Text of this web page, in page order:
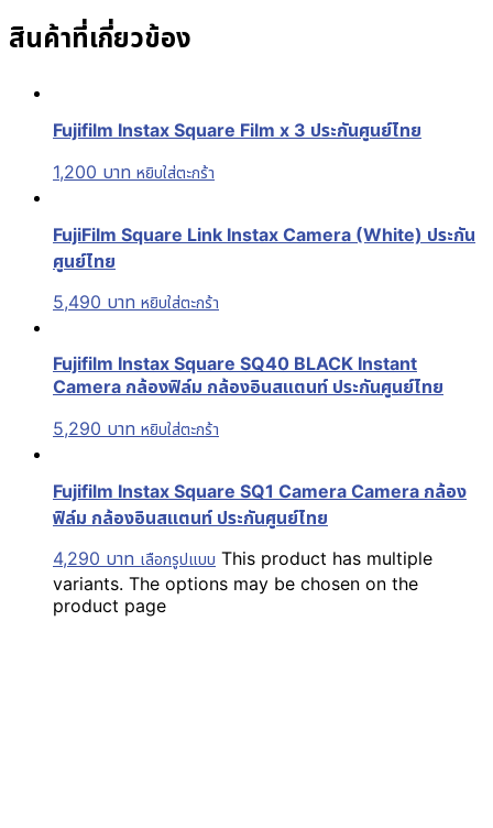
สินค้าที่เกี่ยวข้อง
Fujifilm Instax Square Film x 3 ประกันศูนย์ไทย
1,200 บาท หยิบใส่ตะกร้า
FujiFilm Square Link Instax Camera (White) ประกัน
ศูนย์ไทย
5,490 บาท หยิบใส่ตะกร้า
Fujifilm Instax Square SQ40 BLACK Instant
Camera กล้องฟิล์ม กล้องอินสแตนท์ ประกันศูนย์ไทย
5,290 บาท หยิบใส่ตะกร้า
Fujifilm Instax Square SQ1 Camera Camera กล้อง
ฟิล์ม กล้องอินสแตนท์ ประกันศูนย์ไทย
4,290 บาท เลือกรูปแบบ This product has multiple
variants. The options may be chosen on the
product page